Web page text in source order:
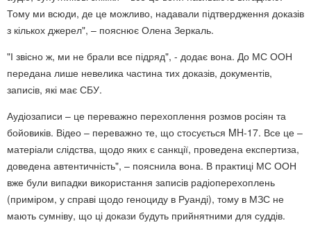
Тому ми всюди, де це можливо, надавали підтвердження доказів
з кількох джерел", – пояснює Олена Зеркаль.
"І звісно ж, ми не брали все підряд", - додає вона. До МС ООН
передана лише невелика частина тих доказів, документів,
записів, які має СБУ.
Аудіозаписи – це переважно перехоплення розмов росіян та
бойовиків. Відео – переважно те, що стосується MH-17. Все це –
матеріали слідства, щодо яких є санкції, проведена експертиза,
доведена автентичність", – пояснила вона. В практиці МС ООН
вже були випадки використання записів радіоперехоплень
(приміром, у справі щодо геноциду в Руанді), тому в МЗС не
мають сумніву, що ці докази будуть прийнятними для суддів.